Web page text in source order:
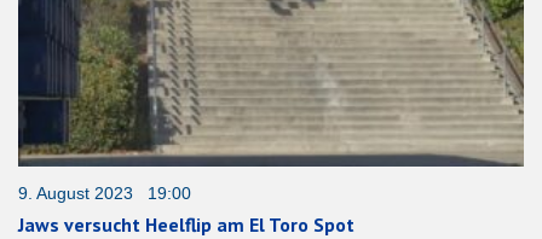
9. August 2023 19:00
Jaws versucht Heelflip am El Toro Spot